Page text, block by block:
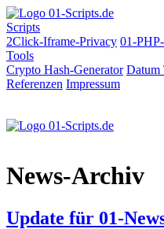
Scripts
2Click-Iframe-Privacy 01-
Tools
Crypto Hash-Generator Datum
Referenzen Impressum
News-Archiv
Update für 01-